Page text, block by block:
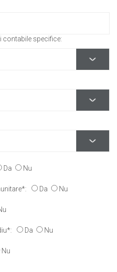
contabile specifice:
Da Nu
Da Nu
Da Nu
Nu